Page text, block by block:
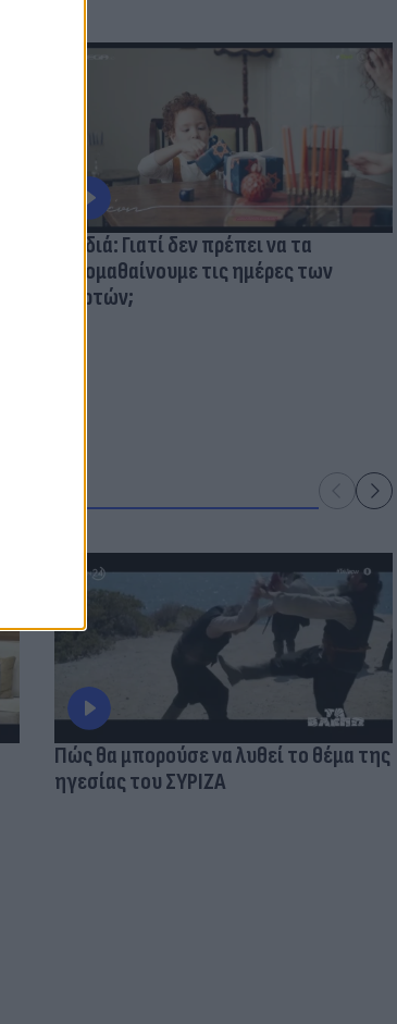
Παιδιά: Γιατί δεν πρέπει να τα
κακομαθαίνουμε τις ημέρες των
γιορτών;
Πώς θα μπορούσε να λυθεί το θέμα της
ηγεσίας του ΣΥΡΙΖΑ